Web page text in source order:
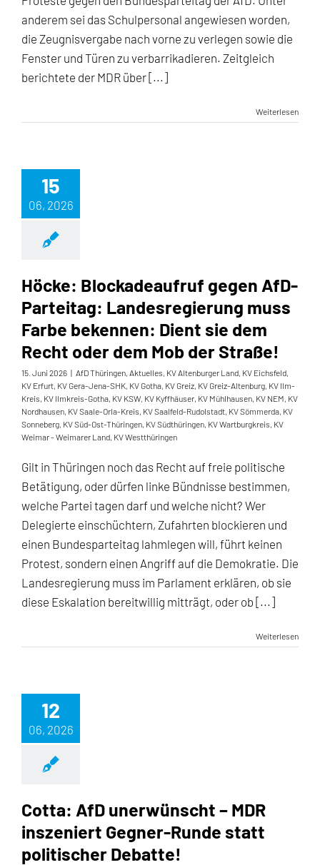
anderem sei das Schulpersonal angewiesen worden,
die Zeugnisvergabe nach vorne zu verlegen sowie die
Fenster und Türen zu verbarrikadieren. Zeitgleich
berichtete der MDR über [...]
Weiterlesen
15
06, 2026
Höcke: Blockadeaufruf gegen AfD-
Parteitag: Landesregierung muss
Farbe bekennen: Dient sie dem
Recht oder dem Mob der Straße!
15. Juni 2026 | AfD Thüringen, Aktuelles, KV Altenburger Land, KV Eichsfeld,
KV Erfurt, KV Gera-Jena-SHK, KV Gotha, KV Greiz, KV Greiz-Altenburg, KV Ilm-
Kreis, KV Ilmkreis-Gotha, KV KSW, KV Kyffhäuser, KV Mühlhausen, KV NEM, KV
Nordhausen, KV Saale-Orla-Kreis, KV Saalfeld-Rudolstadt, KV Sömmerda, KV
Sonneberg, KV Süd-Ost-Thüringen, KV Südthüringen, KV Wartburgkreis, KV
Weimar - Weimarer Land, KV Westthüringen
Gilt in Thüringen noch das Recht auf freie politische
Betätigung, oder dürfen linke Bündnisse bestimmen,
welche Partei tagen darf und welche nicht? Wer
Delegierte einschüchtern, Zufahrten blockieren und
einen Bundesparteitag lahmlegen will, führt keinen
Protest, sondern einen Angriff auf die Demokratie. Die
Landesregierung muss im Parlament erklären, ob sie
diese Eskalation bereitwillig mitträgt, oder ob [...]
Weiterlesen
12
06, 2026
Cotta: AfD unerwünscht – MDR
inszeniert Gegner-Runde statt
politischer Debatte!